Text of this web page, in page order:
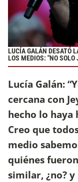
LUCÍA GALÁN DESATÓ
LOS MEDIOS: "NO
Lucía Galán:
cercana con
hecho lo haya
Creo que
medio
quiénes
similar, ¿no?